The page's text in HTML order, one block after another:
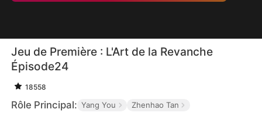
Jeu de Première : L'Art de la Revanche
Épisode24
18558
Rôle Principal: Yang You Zhenhao Tan